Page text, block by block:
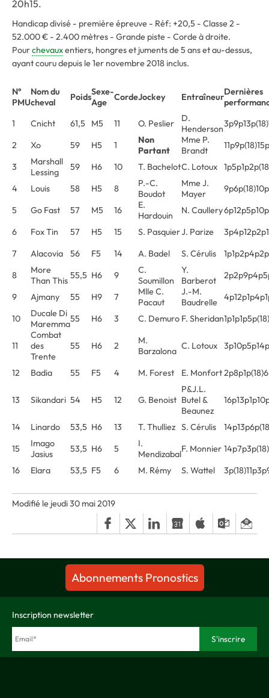
20h15.
Handicap divisé - première épreuve - Réf: +20,5 - Classe 2 -
52.000 € - 2.400 mètres - Grande piste - Corde à droite.
Pourchevauxentiers, hongres et juments de 5 ans et au-dessus,
ayant couru depuis le 1er novembre 2018 inclus.
N°
PMU
Nom du
cheval
PoidsSexe-
Age
CordeJockey EntraîneurDernières
1
Cnicht 61,5 M5 11 O. Peslier
D.
Henderson
2
Xo 59 H5 1
Non
Partant
Mme P.
Brandt
3
Marshall
Lessing
59 H6 10 T. BachelotC. Lotoux
4
Louis 58 H5 8
P.-C.
Boudot
Mme J.
Mayer
5
Go Fast 57 M5 16
E.
Hardouin
N. Caullery
6
Fox Tin 57 H5 15 S. PasquierJ. Parize
7
Alacovia 56 F5 14 A. Badel S. Cérulis
1p1p2p4p2p
8
More
Than This 55,5 H6 9
C.
Soumillon
Y.
Barberot
9
Ajmany 55 H9 7
Mlle C.
Pacaut
J.-M.
Baudrelle
10
Ducale Di
Maremma55 H6 3 C. Demuro F. Sheridan1p1p1p5p(18)
11
Combat
des
Trente
55 H6 2
M.
Barzalona C. Lotoux
12 Badia 55 F5 4 M. Forest E. Monfort
13 Sikandari 54 H5 12 G. Benoist
P&J.L.
Butel &
Beaunez
14 Linardo 53,5 H6 13 T. Thulliez S. Cérulis
15
Imago
Jasius
53,5 H6 5
I.
MendizabalF. Monnier
16
Elara 53,5 F5 6 M. Rémy S. Wattel
Modifié le jeudi 30 mai 2019
Abonnements Pronostics
Inscription newsletter